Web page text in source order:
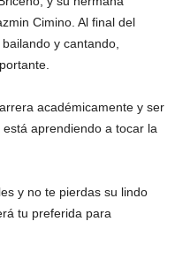
Cimino. Al final del
y cantando,
académicamente y ser
aprendiendo a tocar la
y no te pierdas su lindo
tu preferida para